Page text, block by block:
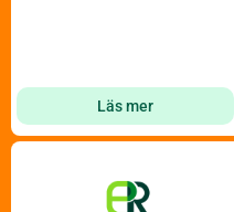
Läs mer